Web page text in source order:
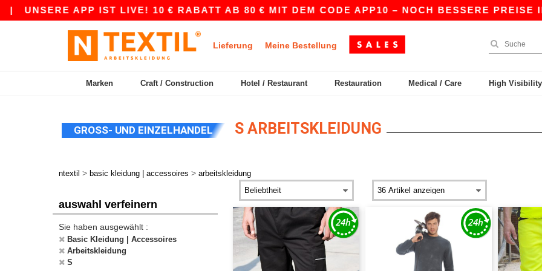
APP IST LIVE! 10 € RABATT AB 80 € MIT DEM CODE APP10 – NOCH BESSERE PREISE IN DER
Lieferung Meine Bestellung
Marken Craft / Construction Hotel / Restaurant Restauration Medical / Care High
GROSS- UND EINZELHANDEL S ARBEITSKLEIDUNG
ntextil > basic kleidung | accessoires > arbeitskleidung
auswahl verfeinern
Sie haben ausgewählt :
Basic Kleidung | Accessoires
Arbeitskleidung
S